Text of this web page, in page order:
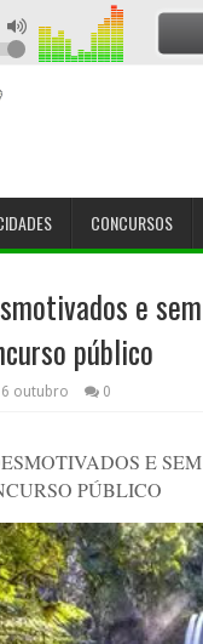
CONCURSOS
e
público
outubro 0
E
PÚBLICO